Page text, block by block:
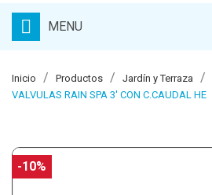
MENU
Inicio Productos Jardín y Terraza
VALVULAS RAIN SPA 3' CON C.CAUDAL HE
-10%